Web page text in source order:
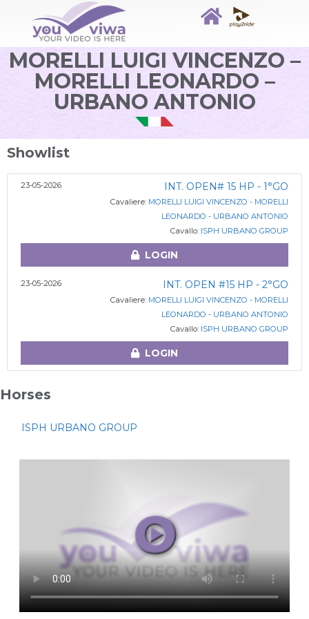
MORELLI LUIGI VINCENZO –
MORELLI LEONARDO –
URBANO ANTONIO
Showlist
23-05-2026 INT. OPEN# 15 HP - 1°GO
Cavaliere: MORELLI LUIGI VINCENZO - MORELLI
LEONARDO - URBANO ANTONIO
Cavallo: ISPH URBANO GROUP
LOGIN
23-05-2026 INT. OPEN #15 HP - 2°GO
Cavaliere: MORELLI LUIGI VINCENZO - MORELLI
LEONARDO - URBANO ANTONIO
Cavallo: ISPH URBANO GROUP
LOGIN
Horses
ISPH URBANO GROUP